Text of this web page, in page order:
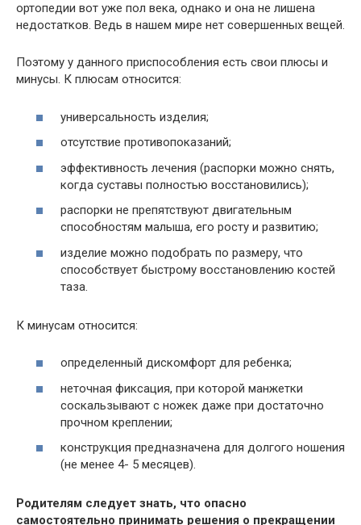
ортопедии вот уже пол века, однако и она не лишена
недостатков. Ведь в нашем мире нет совершенных вещей.
Поэтому у данного приспособления есть свои плюсы и
минусы. К плюсам относится:
универсальность изделия;
отсутствие противопоказаний;
эффективность лечения (распорки можно снять,
когда суставы полностью восстановились);
распорки не препятствуют двигательным
способностям малыша, его росту и развитию;
изделие можно подобрать по размеру, что
способствует быстрому восстановлению костей
таза.
К минусам относится:
определенный дискомфорт для ребенка;
неточная фиксация, при которой манжетки
соскальзывают с ножек даже при достаточно
прочном креплении;
конструкция предназначена для долгого ношения
(не менее 4- 5 месяцев).
Родителям следует знать, что опасно
самостоятельно принимать решения о прекращении